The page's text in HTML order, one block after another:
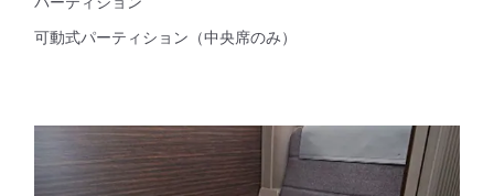
可動式パーティション（中央席のみ）